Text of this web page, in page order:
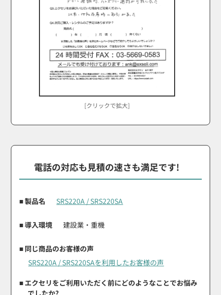
[クリックで拡大]
電話の対応も見積の速さも満足です!
■ 製品名 SRS220A / SRS220SA
■ 導入環境 建設業・重機
■ 同じ商品のお客様の声
SRS220A / SRS220SAを利用したお客様の声
■ エクセリをご利用いただく前にどのようなことでお悩み
でしたか?